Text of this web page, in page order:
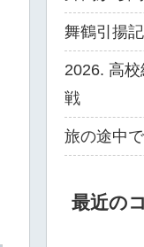
舞鶴引揚
2026. 高
戦
旅の途中
最近の